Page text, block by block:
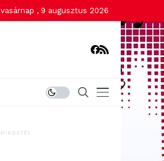
vasárnap , 9 augusztus 2026
HIRDETÉS